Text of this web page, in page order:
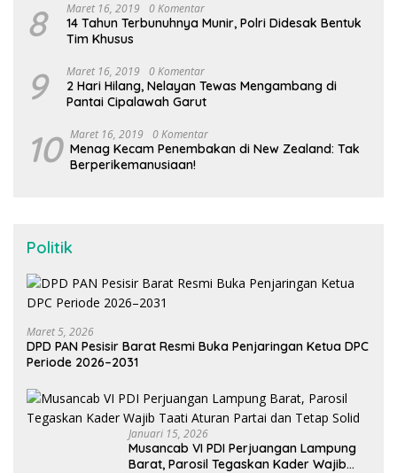
8 Maret 16, 2019 0 Komentar
14 Tahun Terbunuhnya Munir, Polri Didesak Bentuk
Tim Khusus
9 Maret 16, 2019 0 Komentar
2 Hari Hilang, Nelayan Tewas Mengambang di
Pantai Cipalawah Garut
10 Maret 16, 2019 0 Komentar
Menag Kecam Penembakan di New Zealand: Tak
Berperikemanusiaan!
Politik
Maret 5, 2026
DPD PAN Pesisir Barat Resmi Buka Penjaringan Ketua DPC
Periode 2026–2031
Januari 15, 2026
Musancab VI PDI Perjuangan Lampung
Barat, Parosil Tegaskan Kader Wajib